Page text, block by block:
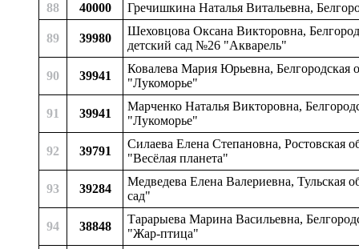
88
40000 Гречишкина Наталья Витальевна,
89 39980
Шеховцова Оксана Викторовна,
детский сад №26 "Акварель"
90 39941
Ковалева Мария Юрьевна,
"Лукоморье"
91 39941
Марченко Наталья Викторовна,
"Лукоморье"
92 39791
Силаева Елена Степановна,
"Весёлая планета"
93 39284
Медведева Елена Валериевна,
сад"
94 38848
Тарарыева Марина Васильевна,
"Жар-птица"